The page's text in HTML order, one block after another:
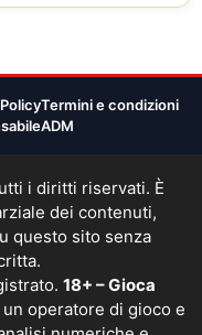
Termini e condizioni
ADM
i diritti riservati. È
dei contenuti,
questo sito senza
18+ – Gioca
operatore di gioco e